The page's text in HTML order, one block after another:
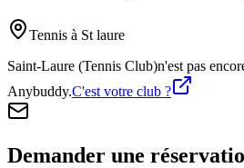
Tennis à St laure
Saint-Laure (Tennis Club)n'est pas
Anybuddy.C'est votre club ?
Demander une